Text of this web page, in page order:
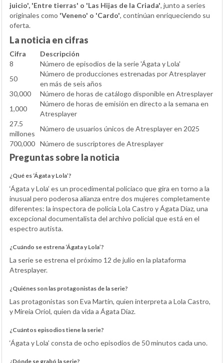
juicio', 'Entre tierras' o 'Las Hijas de la Criada', junto a series
originales como 'Veneno' o 'Cardo', continúan enriqueciendo su
oferta.
La noticia en cifras
Cifra
Descripción
8
Número de episodios de la serie 'Ágata y Lola'
50
Número de producciones estrenadas por Atresplayer
en más de seis años
30,000
Número de horas de catálogo disponible en Atresplayer
1,000
Número de horas de emisión en directo a la semana en
Atresplayer
27.5
millones
Número de usuarios únicos de Atresplayer en 2025
700,000 Número de suscriptores de Atresplayer
Preguntas sobre la noticia
¿Qué es ‘Ágata y Lola’?
‘Ágata y Lola’ es un procedimental policiaco que gira en torno a la
inusual pero poderosa alianza entre dos mujeres completamente
diferentes: la inspectora de policía Lola Castro y Ágata Díaz, una
excepcional documentalista del archivo policial que está en el
espectro autista.
¿Cuándo se estrena ‘Ágata y Lola’?
La serie se estrena el próximo 12 de julio en la plataforma
Atresplayer.
¿Quiénes son las protagonistas de la serie?
Las protagonistas son Eva Martín, quien interpreta a Lola Castro,
y Mireia Oriol, quien da vida a Ágata Díaz.
¿Cuántos episodios tiene la serie?
‘Ágata y Lola’ consta de ocho episodios de 50 minutos cada uno.
¿Dónde se grabó la serie?